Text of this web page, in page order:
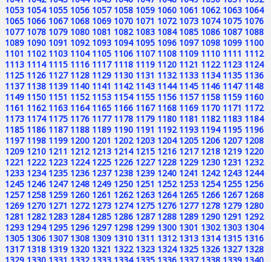
1053 1054 1055 1056 1057 1058 1059 1060 1061 1062 1063 1064
1065 1066 1067 1068 1069 1070 1071 1072 1073 1074 1075 1076
1077 1078 1079 1080 1081 1082 1083 1084 1085 1086 1087 1088
1089 1090 1091 1092 1093 1094 1095 1096 1097 1098 1099 1100
1101 1102 1103 1104 1105 1106 1107 1108 1109 1110 1111 1112
1113 1114 1115 1116 1117 1118 1119 1120 1121 1122 1123 1124
1125 1126 1127 1128 1129 1130 1131 1132 1133 1134 1135 1136
1137 1138 1139 1140 1141 1142 1143 1144 1145 1146 1147 1148
1149 1150 1151 1152 1153 1154 1155 1156 1157 1158 1159 1160
1161 1162 1163 1164 1165 1166 1167 1168 1169 1170 1171 1172
1173 1174 1175 1176 1177 1178 1179 1180 1181 1182 1183 1184
1185 1186 1187 1188 1189 1190 1191 1192 1193 1194 1195 1196
1197 1198 1199 1200 1201 1202 1203 1204 1205 1206 1207 1208
1209 1210 1211 1212 1213 1214 1215 1216 1217 1218 1219 1220
1221 1222 1223 1224 1225 1226 1227 1228 1229 1230 1231 1232
1233 1234 1235 1236 1237 1238 1239 1240 1241 1242 1243 1244
1245 1246 1247 1248 1249 1250 1251 1252 1253 1254 1255 1256
1257 1258 1259 1260 1261 1262 1263 1264 1265 1266 1267 1268
1269 1270 1271 1272 1273 1274 1275 1276 1277 1278 1279 1280
1281 1282 1283 1284 1285 1286 1287 1288 1289 1290 1291 1292
1293 1294 1295 1296 1297 1298 1299 1300 1301 1302 1303 1304
1305 1306 1307 1308 1309 1310 1311 1312 1313 1314 1315 1316
1317 1318 1319 1320 1321 1322 1323 1324 1325 1326 1327 1328